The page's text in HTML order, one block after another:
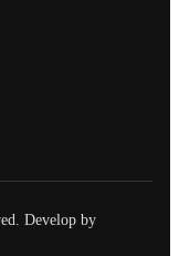
Develop by